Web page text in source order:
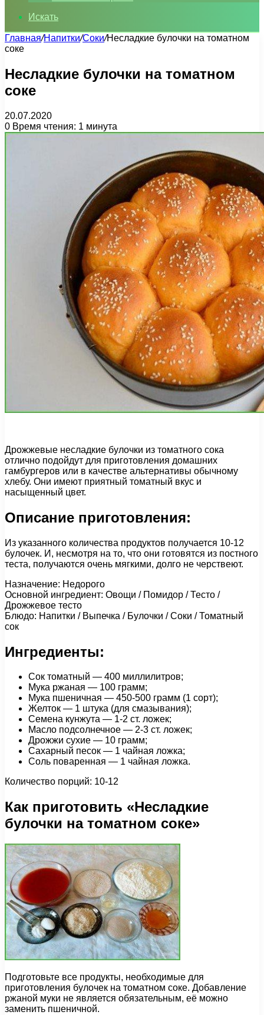
Искать
Главная/Напитки/Соки/Несладкие булочки на томатном
соке
Несладкие булочки на томатном
соке
20.07.2020
0 Время чтения: 1 минута
Дрожжевые несладкие булочки из томатного сока
отлично подойдут для приготовления домашних
гамбургеров или в качестве альтернативы обычному
хлебу. Они имеют приятный томатный вкус и
насыщенный цвет.
Описание приготовления:
Из указанного количества продуктов получается 10-12
булочек. И, несмотря на то, что они готовятся из постного
теста, получаются очень мягкими, долго не черствеют.
Назначение: Недорого
Основной ингредиент: Овощи / Помидор / Тесто /
Дрожжевое тесто
Блюдо: Напитки / Выпечка / Булочки / Соки / Томатный
сок
Ингредиенты:
Сок томатный — 400 миллилитров;
Мука ржаная — 100 грамм;
Мука пшеничная — 450-500 грамм (1 сорт);
Желток — 1 штука (для смазывания);
Семена кунжута — 1-2 ст. ложек;
Масло подсолнечное — 2-3 ст. ложек;
Дрожжи сухие — 10 грамм;
Сахарный песок — 1 чайная ложка;
Соль поваренная — 1 чайная ложка.
Количество порций: 10-12
Как приготовить «Несладкие
булочки на томатном соке»
Подготовьте все продукты, необходимые для
приготовления булочек на томатном соке. Добавление
ржаной муки не является обязательным, её можно
заменить пшеничной.